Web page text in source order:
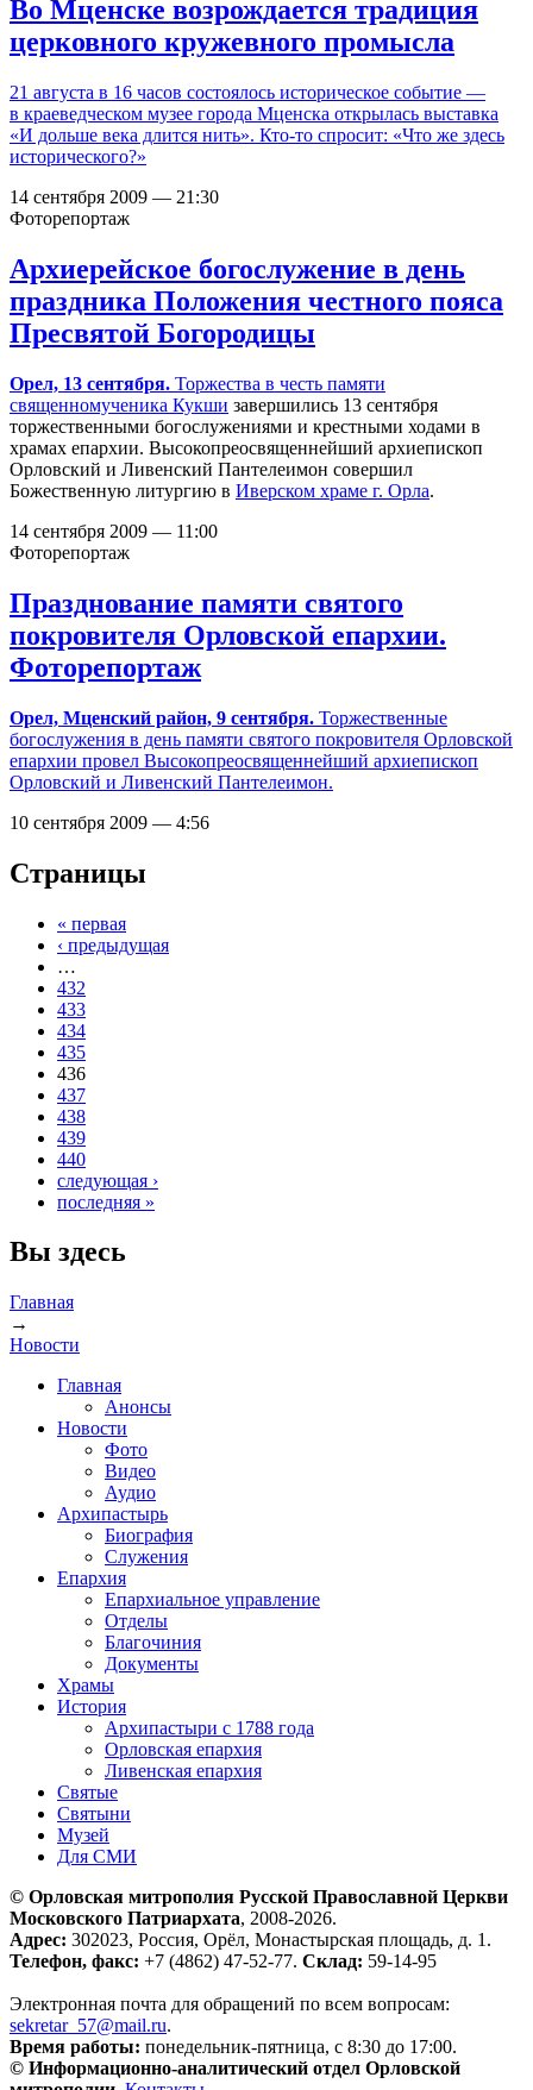
Во Мценске возрождается традиция
церковного кружевного промысла
21 августа в 16 часов состоялось историческое событие —
в краеведческом музее города Мценска открылась выставка
«И дольше века длится нить». Кто-то спросит: «Что же здесь
исторического?»
14 сентября 2009 — 21:30
Фоторепортаж
Архиерейское богослужение в день
праздника Положения честного пояса
Пресвятой Богородицы
Орел, 13 сентября. Торжества в честь памяти
священномученика Кукши завершились 13 сентября
торжественными богослужениями и крестными ходами в
храмах епархии. Высокопреосвященнейший архиепископ
Орловский и Ливенский Пантелеимон совершил
Божественную литургию в Иверском храме г. Орла.
14 сентября 2009 — 11:00
Фоторепортаж
Празднование памяти святого
покровителя Орловской епархии.
Фоторепортаж
Орел, Мценский район, 9 сентября. Торжественные
богослужения в день памяти святого покровителя Орловской
епархии провел Высокопреосвященнейший архиепископ
Орловский и Ливенский Пантелеимон.
10 сентября 2009 — 4:56
Страницы
« первая
‹ предыдущая
…
432
433
434
435
436
437
438
439
440
следующая ›
последняя »
Вы здесь
Главная
→
Новости
Главная
Анонсы
Новости
Фото
Видео
Аудио
Архипастырь
Биография
Служения
Епархия
Епархиальное управление
Отделы
Благочиния
Документы
Храмы
История
Архипастыри с 1788 года
Орловская епархия
Ливенская епархия
Святые
Святыни
Музей
Для СМИ
© Орловская митрополия Русской Православной Церкви
Московского Патриархата, 2008-2026.
Адрес: 302023, Россия, Орёл, Монастырская площадь, д. 1.
Телефон, факс: +7 (4862) 47-52-77. Склад: 59-14-95
Электронная почта для обращений по всем вопросам:
sekretar_57@mail.ru.
Время работы: понедельник-пятница, с 8:30 до 17:00.
© Информационно-аналитический отдел Орловской